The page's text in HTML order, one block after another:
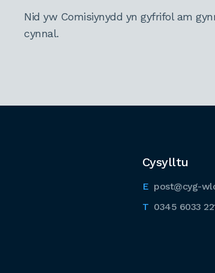
Nid yw Comisiynydd yn gyfrifol am
cynnal.
Cysylltu
post@cyg-
0345 6033